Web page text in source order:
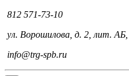
812 571-73-10
ул. Ворошилова, д. 2, лит.
info@trg-spb.ru